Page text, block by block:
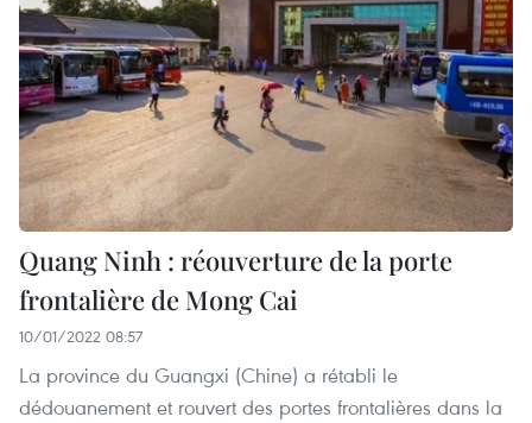
Quang Ninh : réouverture de la porte
frontalière de Mong Cai
10/01/2022 08:57
La province du Guangxi (Chine) a rétabli le
dédouanement et rouvert des portes frontalières dans la